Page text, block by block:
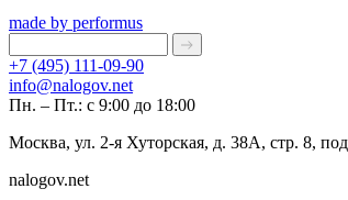
made by performus
+7 (495) 111-09-90
info@nalogov.net
Пн. – Пт.: с 9:00 до 18:00
Москва, ул. 2-я Хуторская, д. 38А, стр. 8,
nalogov.net